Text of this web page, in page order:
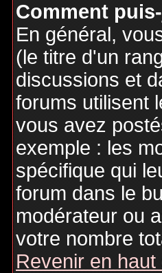
Comment
En général,
(le titre d'un
discussions et
forums utilisent
vous avez
exemple : les
spécifique qui
forum dans le
modérateur ou
votre nombre
Revenir en haut